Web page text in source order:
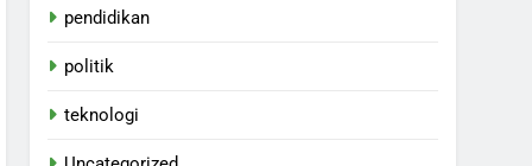
pendidikan
politik
teknologi